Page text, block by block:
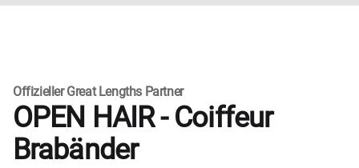
Offizieller Great Lengths Partner
OPEN HAIR - Coiffeur
Brabänder